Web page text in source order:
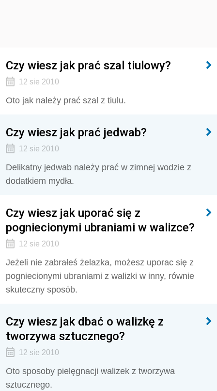
Czy wiesz jak prać szal tiulowy?
12 sie 2010
Oto jak należy prać szal z tiulu.
Czy wiesz jak prać jedwab?
12 sie 2010
Delikatny jedwab należy prać w zimnej wodzie z
dodatkiem mydła.
Czy wiesz jak uporać się z
pogniecionymi ubraniami w walizce?
12 sie 2010
Jeżeli nie zabrałeś żelazka, możesz uporac się z
pogniecionymi ubraniami z walizki w inny, równie
skuteczny sposób.
Czy wiesz jak dbać o walizkę z
tworzywa sztucznego?
12 sie 2010
Oto sposoby pielęgnacji walizek z tworzywa
sztucznego.